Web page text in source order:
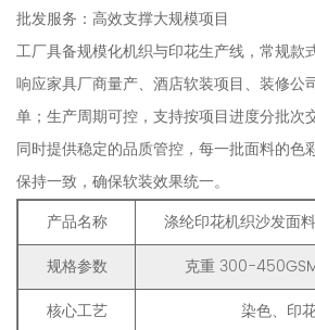
批发服务：高效支撑大规模项目
工厂具备规模化机织与印花生产线，常规
响应家具厂商量产、酒店软装项目、装修公
单；生产周期可控，支持按项目进度分批次
同时提供稳定的品质管控，每一批面料的色
保持一致，确保软装效果统一。
产品名称
涤纶印花机织沙发面料
规格参数
克重 300-
核心工艺
染色、印